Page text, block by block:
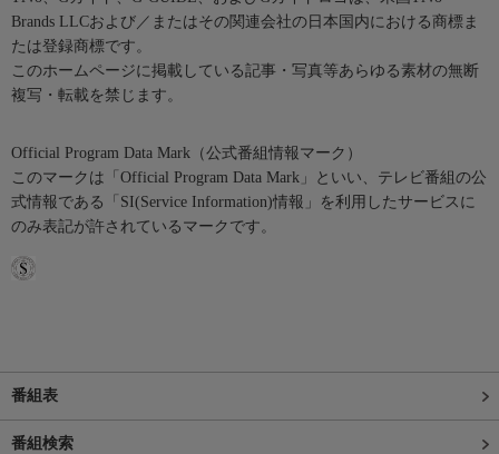
Brands LLCおよび／またはその関連会社の日本国内における商標ま
たは登録商標です。
このホームページに掲載している記事・写真等あらゆる素材の無断
複写・転載を禁じます。
Official Program Data Mark（公式番組情報マーク）
このマークは「Official Program Data Mark」といい、テレビ番組の公
式情報である「SI(Service Information)情報」を利用したサービスに
のみ表記が許されているマークです。
番組表
番組検索